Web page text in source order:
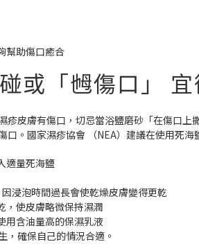
幫助傷口癒合
或「乸傷口」
疹皮膚有傷口，切忌當浴鹽磨砂「在傷口
口。國家濕疹協會 （NEA）建議在使用死海
適量死海鹽
浸泡時間過長會使乾燥皮膚變得更乾
，使皮膚略微保持濕潤
用含油量高的保濕乳液
，確保自己的情況合適。